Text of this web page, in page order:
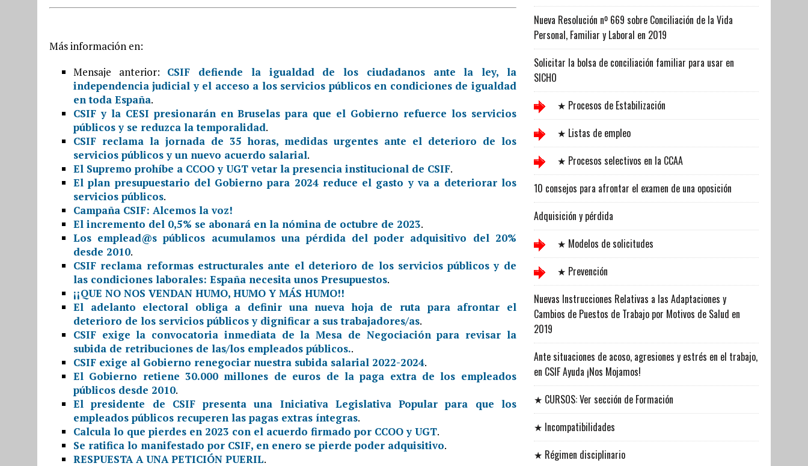
Más información en:
Mensaje anterior: CSIF defiende la igualdad de los ciudadanos ante la ley, la
independencia judicial y el acceso a los servicios públicos en condiciones de igualdad
en toda España.
CSIF y la CESI presionarán en Bruselas para que el Gobierno refuerce los servicios
públicos y se reduzca la temporalidad.
CSIF reclama la jornada de 35 horas, medidas urgentes ante el deterioro de los
servicios públicos y un nuevo acuerdo salarial.
El Supremo prohíbe a CCOO y UGT vetar la presencia institucional de CSIF.
El plan presupuestario del Gobierno para 2024 reduce el gasto y va a deteriorar los
servicios públicos.
Campaña CSIF: Alcemos la voz!
El incremento del 0,5% se abonará en la nómina de octubre de 2023.
Los emplead@s públicos acumulamos una pérdida del poder adquisitivo del 20%
desde 2010.
CSIF reclama reformas estructurales ante el deterioro de los servicios públicos y de
las condiciones laborales: España necesita unos Presupuestos.
¡¡QUE NO NOS VENDAN HUMO, HUMO Y MÁS HUMO!!
El adelanto electoral obliga a definir una nueva hoja de ruta para afrontar el
deterioro de los servicios públicos y dignificar a sus trabajadores/as.
CSIF exige la convocatoria inmediata de la Mesa de Negociación para revisar la
subida de retribuciones de las/los empleados públicos..
CSIF exige al Gobierno renegociar nuestra subida salarial 2022-2024.
El Gobierno retiene 30.000 millones de euros de la paga extra de los empleados
públicos desde 2010.
El presidente de CSIF presenta una Iniciativa Legislativa Popular para que los
empleados públicos recuperen las pagas extras íntegras.
Calcula lo que pierdes en 2023 con el acuerdo firmado por CCOO y UGT.
Se ratifica lo manifestado por CSIF, en enero se pierde poder adquisitivo.
RESPUESTA A UNA PETICIÓN PUERIL.
Nueva Resolución nº 669 sobre Conciliación de la Vida
Personal, Familiar y Laboral en 2019
Solicitar la bolsa de conciliación familiar para usar en
SICHO
★ Procesos de Estabilización
★ Listas de empleo
★ Procesos selectivos en la CCAA
10 consejos para afrontar el examen de una oposición
Adquisición y pérdida
★ Modelos de solicitudes
★ Prevención
Nuevas Instrucciones Relativas a las Adaptaciones y
Cambios de Puestos de Trabajo por Motivos de Salud en
2019
Ante situaciones de acoso, agresiones y estrés en el trabajo,
en CSIF Ayuda ¡Nos Mojamos!
★ CURSOS: Ver sección de Formación
★ Incompatibilidades
★ Régimen disciplinario